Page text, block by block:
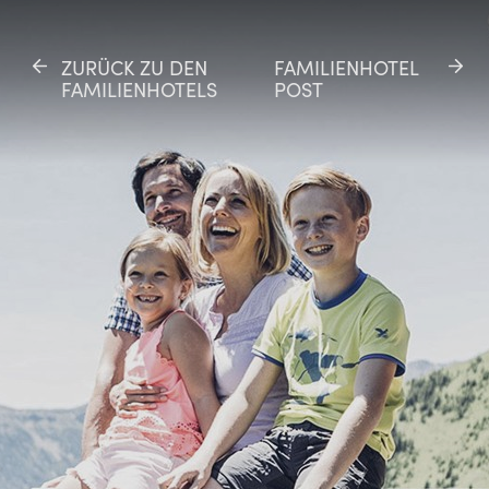
ZURÜCK ZU DEN
FAMILIENHOTELS
FAMILIENHOTEL
POST
ZURÜCK ZU DEN
FAMILIENHOTELS
FAMILIENHOTEL
POST